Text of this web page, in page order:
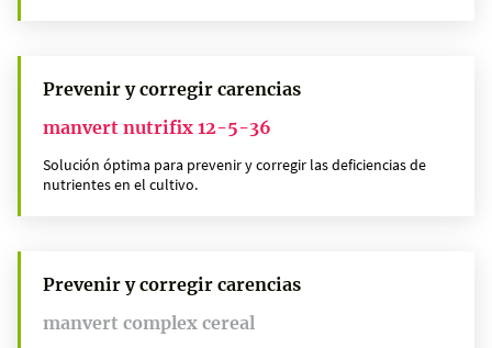
Prevenir y corregir carencias
manvert nutrifix 12-5-36
Solución óptima para prevenir y corregir las deficiencias de
nutrientes en el cultivo.
Prevenir y corregir carencias
manvert complex cereal